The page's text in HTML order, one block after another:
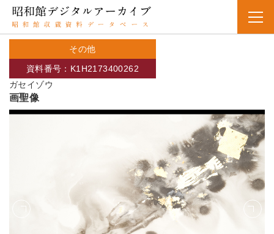
その他
ガセイゾウ
資料番号：K1H2173400262
画聖像